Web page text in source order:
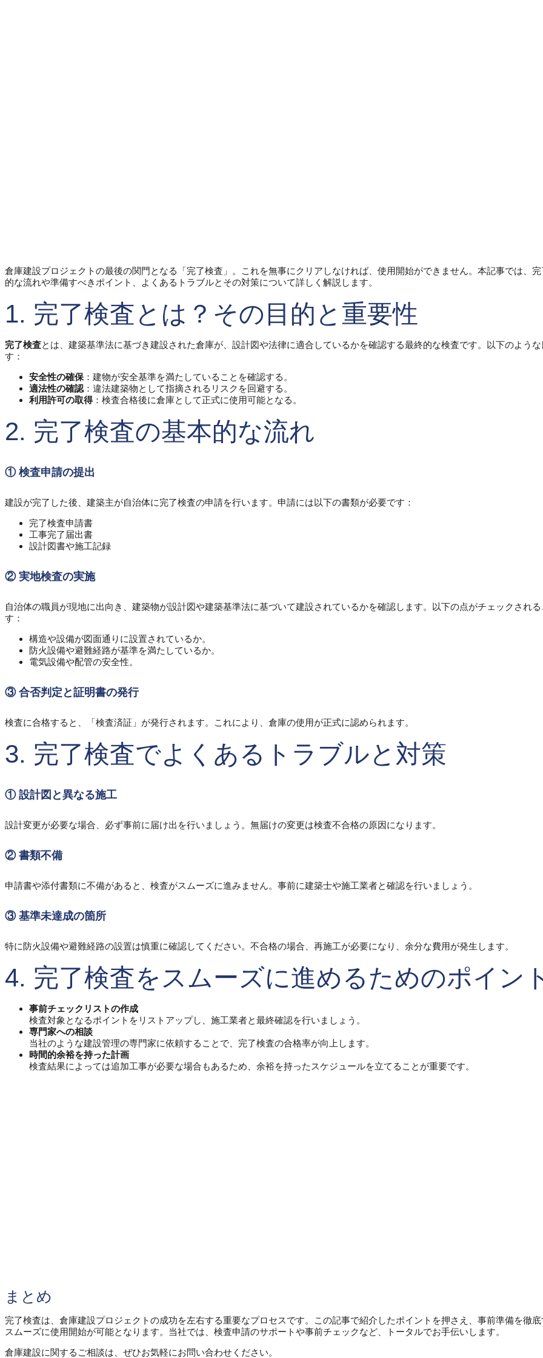
倉庫建設プロジェクトの最後の関門となる「完了検査」。これを無事にクリアしなければ、使用開始ができません。本記事では、
的な流れや準備すべきポイント、よくあるトラブルとその対策について詳しく解説します。
1. 完了検査とは？その目的と重要性
完了検査とは、建築基準法に基づき建設された倉庫が、設計図や法律に適合しているかを確認する最終的な検査です。以下のような
す：
安全性の確保 ：建物が安全基準を満たしていることを確認する。
適法性の確認 ：違法建築物として指摘されるリスクを回避する。
利用許可の取得：検査合格後に倉庫として正式に使用可能となる。
2. 完了検査の基本的な流れ
① 検査申請の提出
建設が完了した後、建築主が自治体に完了検査の申請を行います。申請には以下の書類が必要です：
完了検査申請書
工事完了届出書
設計図書や施工記録
② 実地検査の実施
自治体の職員が現地に出向き、建築物が設計図や建築基準法に基づいて建設されているかを確認します。以下の点がチェックされ
す：
構造や設備が図面通りに設置されているか。
防火設備や避難経路が基準を満たしているか。
電気設備や配管の安全性。
③ 合否判定と証明書の発行
検査に合格すると、「検査済証」が発行されます。これにより、倉庫の使用が正式に認められます。
3. 完了検査でよくあるトラブルと対策
① 設計図と異なる施工
設計変更が必要な場合、必ず事前に届け出を行いましょう。無届けの変更は検査不合格の原因になります。
② 書類不備
申請書や添付書類に不備があると、検査がスムーズに進みません。事前に建築士や施工業者と確認を行いましょう。
③ 基準未達成の箇所
特に防火設備や避難経路の設置は慎重に確認してください。不合格の場合、再施工が必要になり、余分な費用が発生します。
4. 完了検査をスムーズに進めるためのポイン
事前チェックリストの作成
検査対象となるポイントをリストアップし、施工業者と最終確認を行いましょう。
専門家への相談
当社のような建設管理の専門家に依頼することで、完了検査の合格率が向上します。
時間的余裕を持った計画
検査結果によっては追加工事が必要な場合もあるため、余裕を持ったスケジュールを立てることが重要です。
まとめ
完了検査は、倉庫建設プロジェクトの成功を左右する重要なプロセスです。この記事で紹介したポイントを押さえ、事前準備を徹底
スムーズに使用開始が可能となります。当社では、検査申請のサポートや事前チェックなど、トータルでお手伝いします。
倉庫建設に関するご相談は、ぜひお気軽にお問い合わせください。